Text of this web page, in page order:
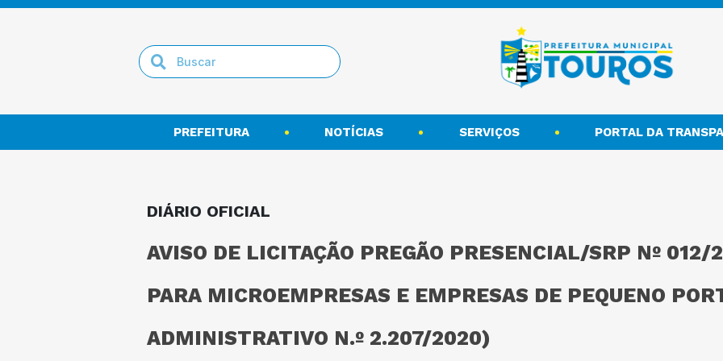
PREFEITURA NOTÍCIAS SERVIÇOS PORTAL DA
DIÁRIO OFICIAL
AVISO DE LICITAÇÃO PREGÃO PRESENCIAL/SRP Nº 012/
PARA MICROEMPRESAS E EMPRESAS DE PEQUENO
ADMINISTRATIVO N.º 2.207/2020)